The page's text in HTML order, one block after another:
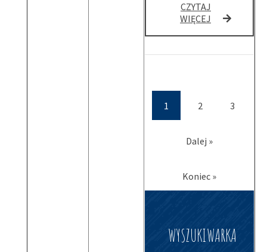
CZYTAJ
WIĘCEJ FINAŁ
LEKKIEJ
1
2 3
Dalej »
Koniec »
WYSZUKIWARKA